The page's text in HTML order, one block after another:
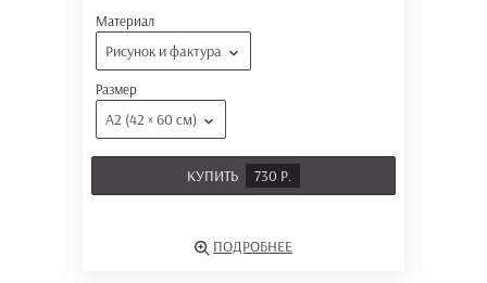
Материал
Рисунок и фактура
Размер
А2 (42 × 60 см)
КУПИТЬ 730 Р.
ПОДРОБНЕЕ